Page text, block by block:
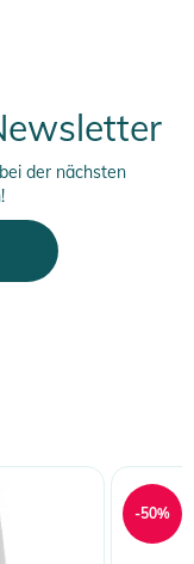
der nächsten
-50%